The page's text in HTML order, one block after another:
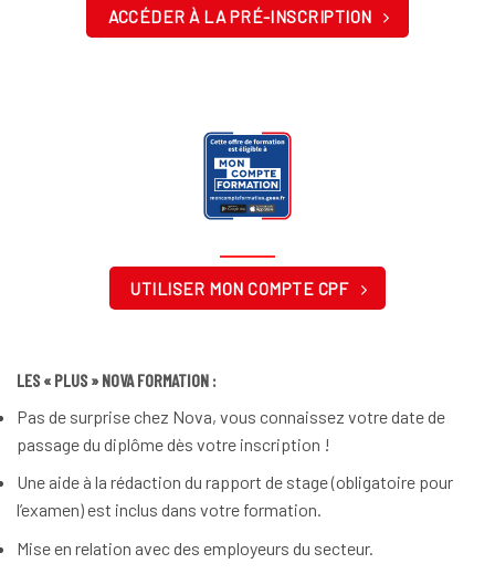
ACCÉDER À LA PRÉ-INSCRIPTION
UTILISER MON COMPTE CPF
LES « PLUS » NOVA FORMATION :
Pas de surprise chez Nova, vous connaissez votre date de
passage du diplôme dès votre inscription !
Une aide à la rédaction du rapport de stage (obligatoire pour
l’examen) est inclus dans votre formation.
Mise en relation avec des employeurs du secteur.